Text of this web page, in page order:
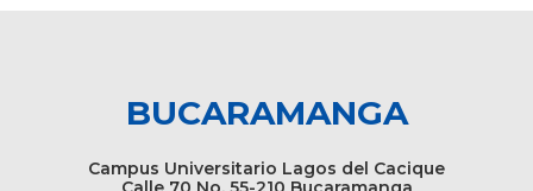
BUCARAMANGA
Campus Universitario Lagos del Cacique